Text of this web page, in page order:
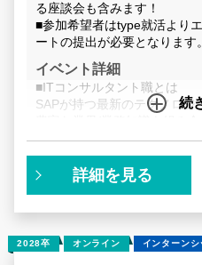
る座談会も含みます！
■参加希望者はtype就活より
ートの提出が必要となります。
イベント詳細
■ITコンサルタント職とは
SAPが持つ最新のテクノロジ
ートとも協業し、お客様の
ンを提案し、実現していき
メリットを享受できるように
ンをお届けするとともに、
■SAPジャパンとは
続
詳細を見る
2028卒 オンライン インターンシ